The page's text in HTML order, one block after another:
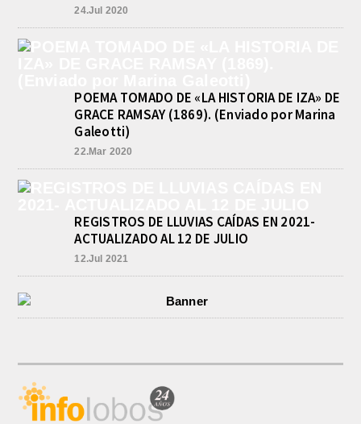
de la FEBAMBA y disputa el...
DEL NIÑO «PADRE LUIS
TROIANO»
agosto 8, 2026
prensa los detalles del gran festejo
24.Jul 2020
POEMA TOMADO DE «LA HISTORIA DE IZA» DE
GRACE RAMSAY (1869). (Enviado por Marina
Galeotti)
22.Mar 2020
REGISTROS DE LLUVIAS CAÍDAS EN 2021-
ACTUALIZADO AL 12 DE JULIO
12.Jul 2021